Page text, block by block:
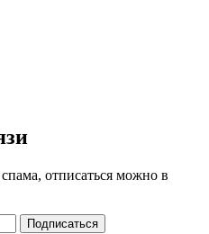
отписаться можно в
Подписаться